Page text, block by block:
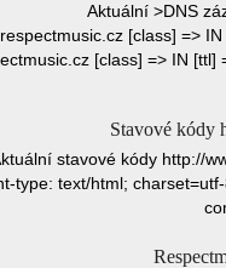
Aktuální >DNS
[class] =>
[class] => IN
Stavové kódy
stavové kódy http://
type: text/html;